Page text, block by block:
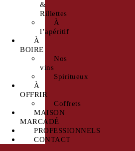
&
Rillettes
À
l’apéritif
À
BOIRE
Nos
vins
Spiritueux
À
OFFRIR
Coffrets
MAISON
MARCADÉ
PROFESSIONNELS
CONTACT